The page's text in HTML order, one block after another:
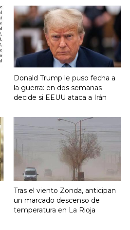
Donald Trump le puso fecha a
la guerra: en dos semanas
decide si EEUU ataca a Irán
Tras el viento Zonda, anticipan
un marcado descenso de
temperatura en La Rioja